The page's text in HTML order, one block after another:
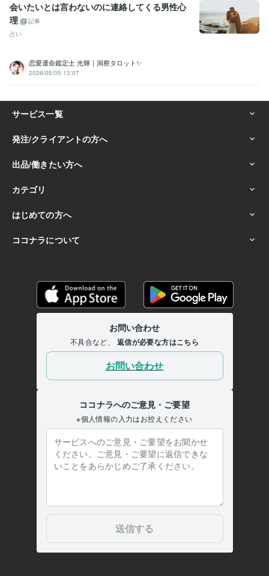
会いたいとは言わないのに連絡してくる男性心
理
記事
占い
恋愛運命鑑定士 光輝｜洞察タロット✨️
2026/05/05 13:07